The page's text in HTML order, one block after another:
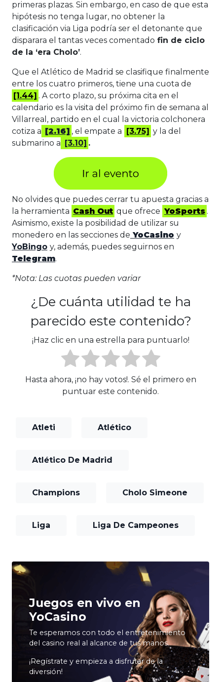
primeras plazas. Sin embargo, en caso de que esta
hipótesis no tenga lugar, no obtener la
clasificación via Liga podría ser el detonante que
disparara el tantas veces comentado fin de ciclo
de la ‘era Cholo’.
Que el Atlético de Madrid se clasifique finalmente
entre los cuatro primeros, tiene una cuota de
[1.44] . A corto plazo, su próxima cita en el
calendario es la visita del próximo fin de semana al
Villarreal, partido en el cual la victoria colchonera
cotiza a
[2.16] , el empate a [3.75] y la del
submarino a
[3.10] .
No olvides que puedes cerrar tu apuesta gracias a
la herramienta Cash Out que ofrece YoSports .
Asimismo, existe la posibilidad de utilizar su
monedero en las secciones de YoCasino y
YoBingo y, además, puedes seguirnos en
Telegram.
*Nota: Las cuotas pueden variar
¿De cuánta utilidad te ha
parecido este contenido?
¡Haz clic en una estrella para puntuarlo!
Hasta ahora, ¡no hay votos!. Sé el primero en
puntuar este contenido.
Atleti Atlético
Atlético De Madrid
Champions Cholo Simeone
Liga Liga De Campeones
Juegos en vivo en
YoCasino
Te esperamos con todo el entretenimiento
del casino real al alcance de tus manos.
¡Regístrate y empieza a disfrutar de la
diversión!